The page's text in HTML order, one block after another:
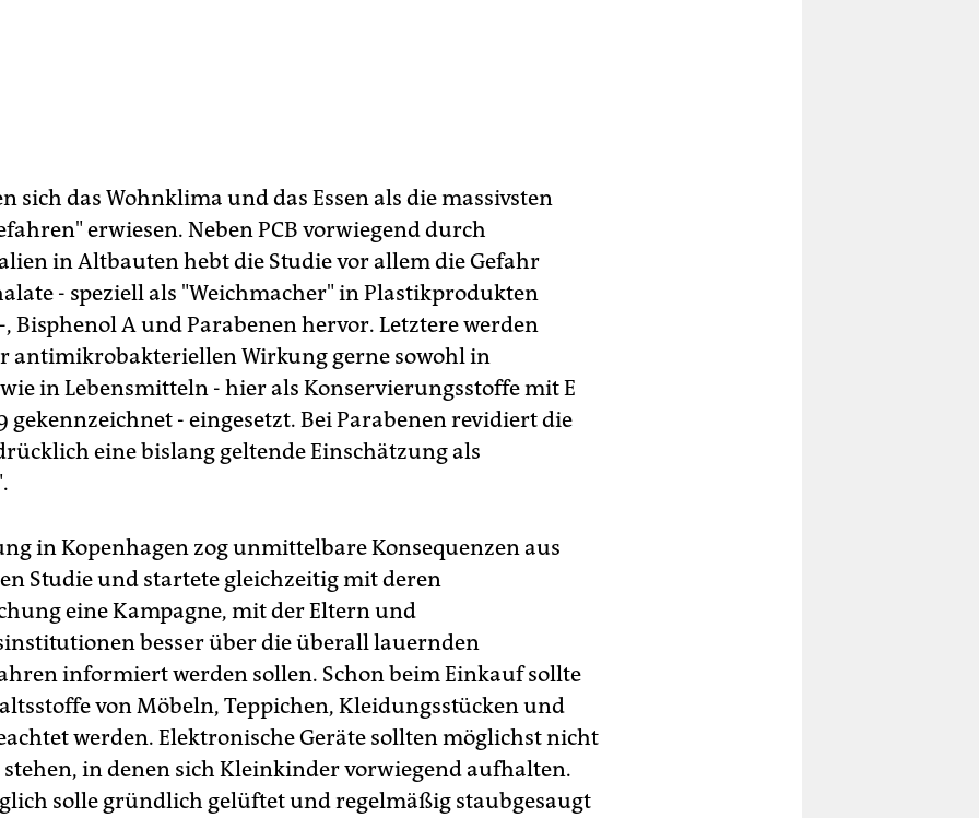
sich das Wohnklima und das Essen als die massivsten
erwiesen. Neben PCB vorwiegend durch
in Altbauten hebt die Studie vor allem die Gefahr
- speziell als "Weichmacher" in Plastikprodukten
Bisphenol A und Parabenen hervor. Letztere werden
antimikrobakteriellen Wirkung gerne sowohl in
in Lebensmitteln - hier als Konservierungsstoffe mit E
gekennzeichnet - eingesetzt. Bei Parabenen revidiert die
eine bislang geltende Einschätzung als
in Kopenhagen zog unmittelbare Konsequenzen aus
Studie und startete gleichzeitig mit deren
eine Kampagne, mit der Eltern und
besser über die überall lauernden
informiert werden sollen. Schon beim Einkauf sollte
von Möbeln, Teppichen, Kleidungsstücken und
werden. Elektronische Geräte sollten möglichst nicht
in denen sich Kleinkinder vorwiegend aufhalten.
solle gründlich gelüftet und regelmäßig staubgesaugt